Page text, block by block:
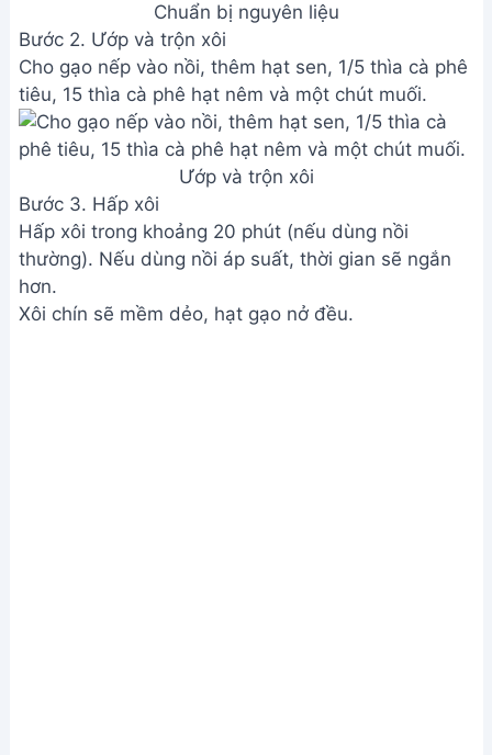
Chuẩn bị nguyên liệu
Bước 2. Ướp và trộn xôi
Cho gạo nếp vào nồi, thêm hạt sen, 1/5 thìa cà phê
tiêu, 15 thìa cà phê hạt nêm và một chút muối.
Ướp và trộn xôi
Bước 3. Hấp xôi
Hấp xôi trong khoảng 20 phút (nếu dùng nồi
thường). Nếu dùng nồi áp suất, thời gian sẽ ngắn
hơn.
Xôi chín sẽ mềm dẻo, hạt gạo nở đều.